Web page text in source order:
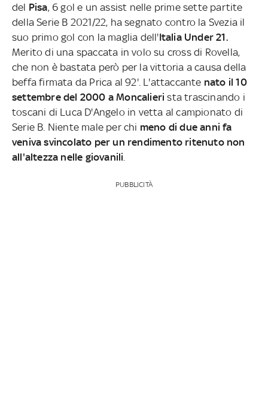
del Pisa, 6 gol e un assist nelle prime sette partite
della Serie B 2021/22, ha segnato contro la Svezia il
suo primo gol con la maglia dell'Italia Under 21.
Merito di una spaccata in volo su cross di Rovella,
che non è bastata però per la vittoria a causa della
beffa firmata da Prica al 92'. L'attaccante nato il 10
settembre del 2000 a Moncalierista trascinando i
toscani di Luca D'Angelo in vetta al campionato di
Serie B. Niente male per chi meno di due anni fa
veniva svincolato per un rendimento ritenuto non
all'altezza nelle giovanili
PUBBLICITÀ